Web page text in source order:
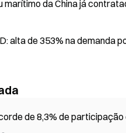
marítimo da China já
alta de 353% na demanda
de 8,3% de